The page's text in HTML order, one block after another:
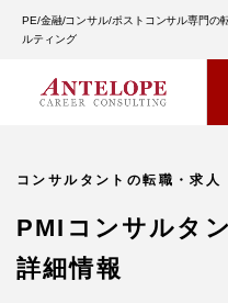
PE/金融/コンサル/ポストコンサル専門
ルティング
コンサルタントの転職・求人
PMIコンサルタ
詳細情報